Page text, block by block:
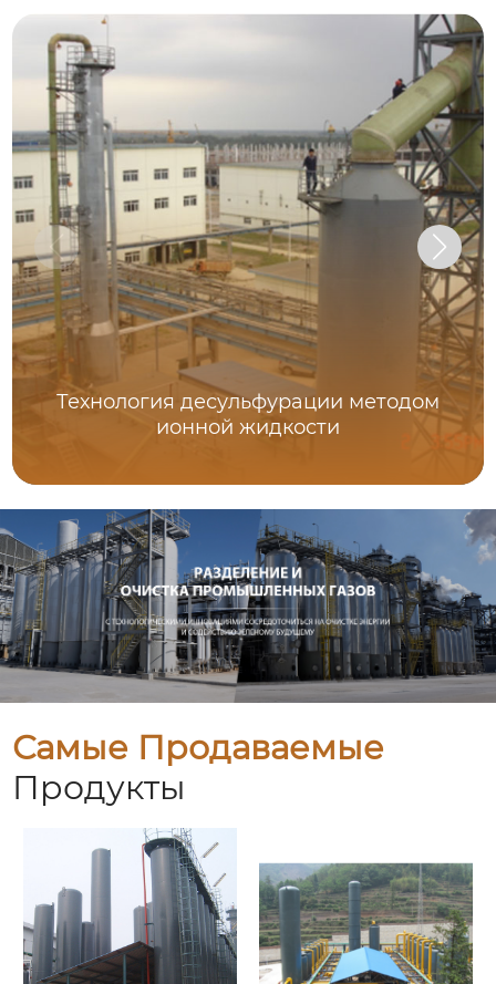
Технология десульфурации методом
ионной жидкости
Самые Продаваемые
Продукты